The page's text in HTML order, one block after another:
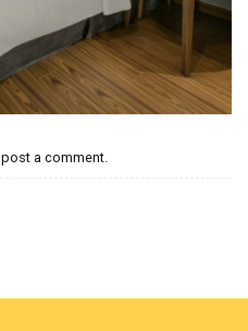
post a comment